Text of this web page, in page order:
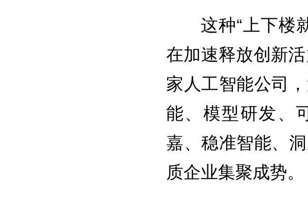
这种“上下楼
在加速释放创新
家人工智能公司
能、模型研发、
嘉、稳准智能、
质企业集聚成势。